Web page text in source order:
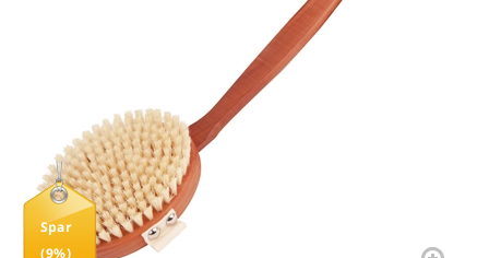
Spar
(9%)